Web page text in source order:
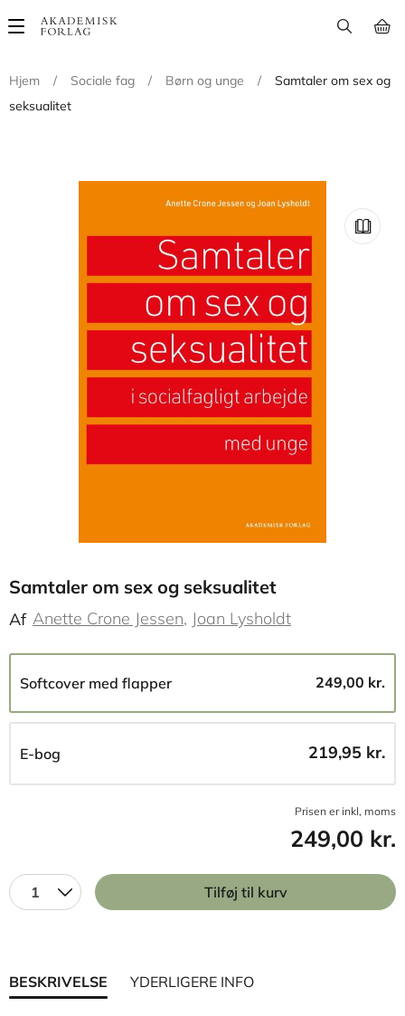
Main
Hjem
/ Sociale fag / Børn og unge /
Samtaler om sex og
seksualitet
Samtaler om sex og seksualitet
Af Anette Crone Jessen Joan Lysholdt
Softcover med flapper 249,00 kr.
E-bog 219,95 kr.
Prisen er inkl, moms
249,00 kr.
1 Tilføj til kurv
BESKRIVELSE YDERLIGERE INFO